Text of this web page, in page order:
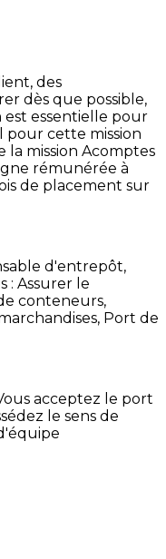
des
dès que possible,
est essentielle pour
pour cette mission
la mission Acomptes
rémunérée à
de placement sur
d'entrepôt,
: Assurer le
conteneurs,
Port de
acceptez le port
le sens de